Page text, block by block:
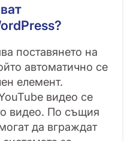
поставянето на
автоматично се
елемент.
видео се
видео. По същия
да вграждат